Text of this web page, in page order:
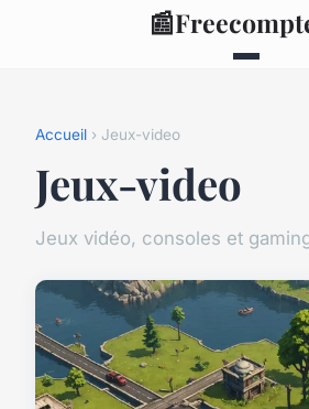
📰
Accueil › Jeux-video
Jeux-video
Jeux vidéo, consoles et